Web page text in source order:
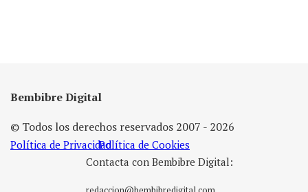
Bembibre Digital
© Todos los derechos reservados 2007 - 2026
Política de PrivacidadPolítica de Cookies
Contacta con Bembibre Digital: